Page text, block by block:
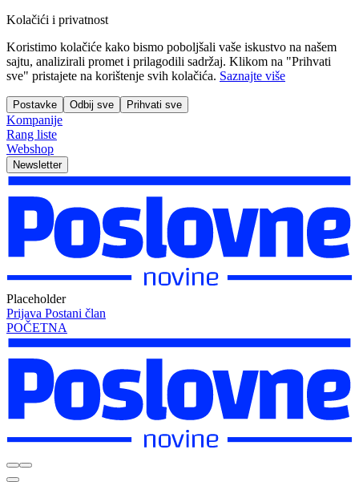
Kolačići i privatnost
Koristimo kolačiće kako bismo poboljšali vaše iskustvo na našem
sajtu, analizirali promet i prilagodili sadržaj. Klikom na "Prihvati
sve" pristajete na korištenje svih kolačića. Saznajte više
Postavke Odbij sve Prihvati sve
Kompanije
Rang liste
Webshop
Newsletter
Placeholder
Prijava Postani član
POČETNA